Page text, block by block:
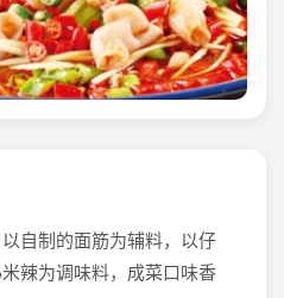
自制的面筋为辅料，以仔
辣为调味料，成菜口味香